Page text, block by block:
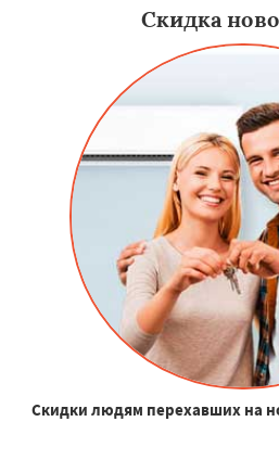
Скидка
Скидки людям перехавших на